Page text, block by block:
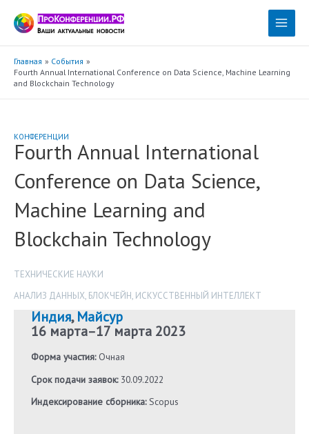
содержимому
Main
Главная
События
Fourth Annual International Conference on Data Science, Machine Learning
and Blockchain Technology
КОНФЕРЕНЦИИ
Fourth Annual International
Conference on Data Science,
Machine Learning and
Blockchain Technology
ТЕХНИЧЕСКИЕ НАУКИ
АНАЛИЗ ДАННЫХ, БЛОКЧЕЙН, ИСКУССТВЕННЫЙ ИНТЕЛЛЕКТ
Индия,Майсур
16 марта–17 марта 2023
Форма участия:Очная
Срок подачи заявок:30.09.2022
Индексирование сборника:Scopus